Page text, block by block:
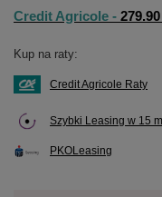
Credit Agricole -
Kup na raty:
Credit Agricole Raty
Szybki Leasing w 15
PKOLeasing